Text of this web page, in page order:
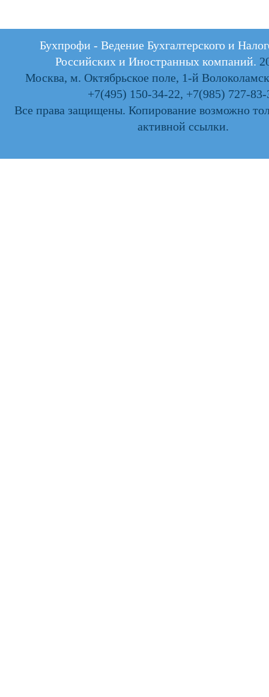
Бухпрофи - Ведение Бухгалтерского и
Российских и Иностранных компаний.
Москва, м. Октябрьское поле, 1-й
+7(495) 150-34-22, +7(985) 727-83-
Все права защищены. Копирование возможно
активной ссылки.